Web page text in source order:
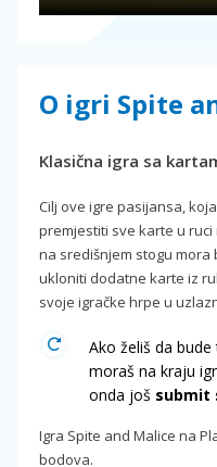
O igri Spite
Klasična igra sa
Cilj ove igre pasijansa,
premjestiti sve karte u
na središnjem stogu mora
ukloniti dodatne karte iz
svoje igračke hrpe u
Ako želiš da
moraš na kraju
onda još submit
Igra Spite and Malice na
bodova.